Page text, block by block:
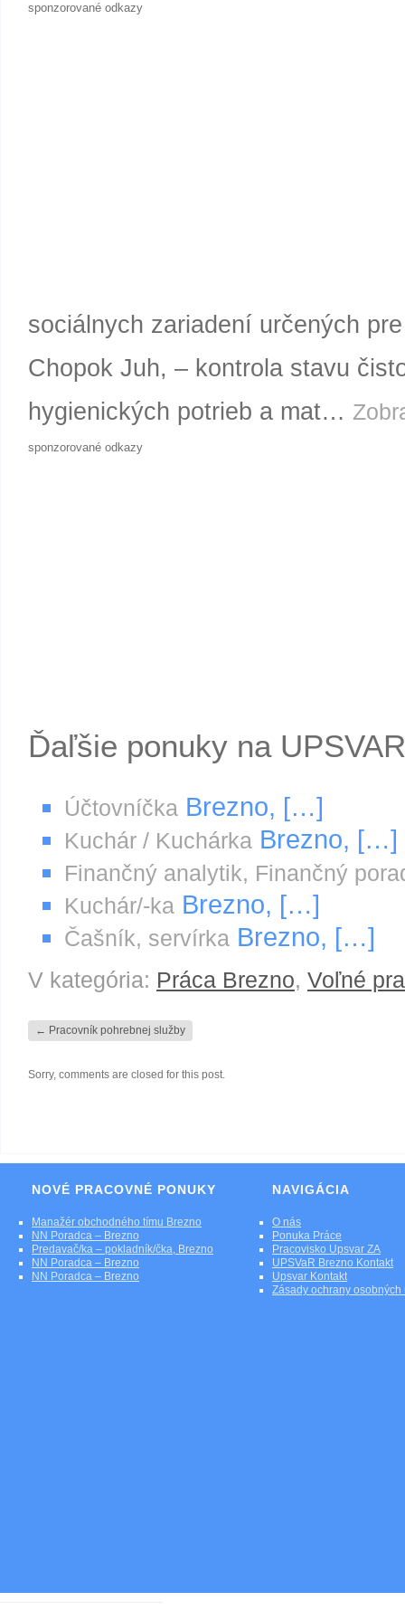
sponzorované odkazy
sociálnych zariadení určených
Chopok Juh, – kontrola stavu
hygienických potrieb a mat…
sponzorované odkazy
Ďaľšie ponuky na
Účtovníčka Brezno, […]
Kuchár / Kuchárka Brezno, […]
Finančný analytik, Finančný
Kuchár/-ka Brezno, […]
Čašník, servírka Brezno, […]
V kategória: Práca Brezno, Voľné
← Pracovník pohrebnej služby
Sorry, comments are closed for this post.
NOVÉ PRACOVNÉ PONUKY
Manažér obchodného tímu Brezno
NN Poradca – Brezno
Predavač/ka – pokladník/čka, Brezno
NN Poradca – Brezno
NN Poradca – Brezno
NAVIGÁCIA
O nás
Ponuka Práce
Pracovisko Upsvar ZA
UPSVaR Brezno Kontakt
Upsvar Kontakt
Zásady ochrany osobných